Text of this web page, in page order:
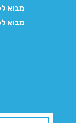
מבוא
מבוא